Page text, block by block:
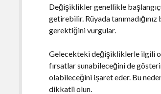
Değişiklikler genellikle
getirebilir. Rüyada
gerektiğini vurgular.
Gelecekteki değişikliklerle ilgili
fırsatlar sunabileceğini de
olabileceğini işaret eder. Bu
dikkatli olun.